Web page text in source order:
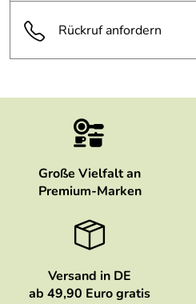
Rückruf anfordern
Große Vielfalt an
Premium-Marken
Versand in DE
ab 49,90 Euro gratis